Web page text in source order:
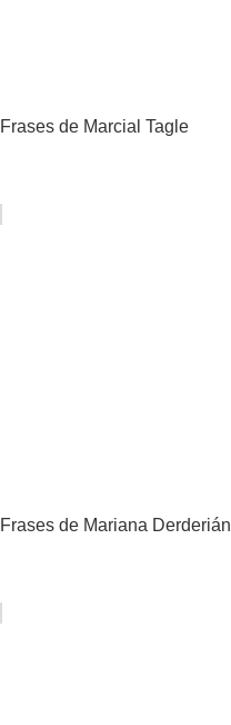
Frases de Marcial Tagle
Frases de Mariana Derderián